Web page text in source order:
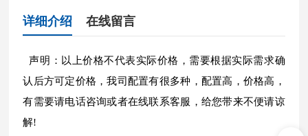
详细介绍 在线留言
声明：以上价格不代表实际价格，需要根据实际需求确
认后方可定价格，我司配置有很多种，配置高，价格高，
有需要请电话咨询或者在线联系客服，给您带来不便请谅
解!